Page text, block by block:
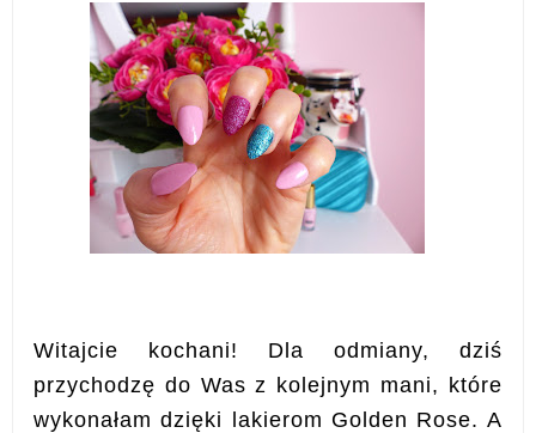
Witajcie kochani! Dla odmiany, dziś
przychodzę do Was z kolejnym mani, które
wykonałam dzięki lakierom Golden Rose. A